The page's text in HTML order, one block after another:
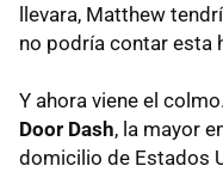
llevara, Matthew
no podría contar esta
Y ahora viene el
Door Dash, la mayor
domicilio de Estados